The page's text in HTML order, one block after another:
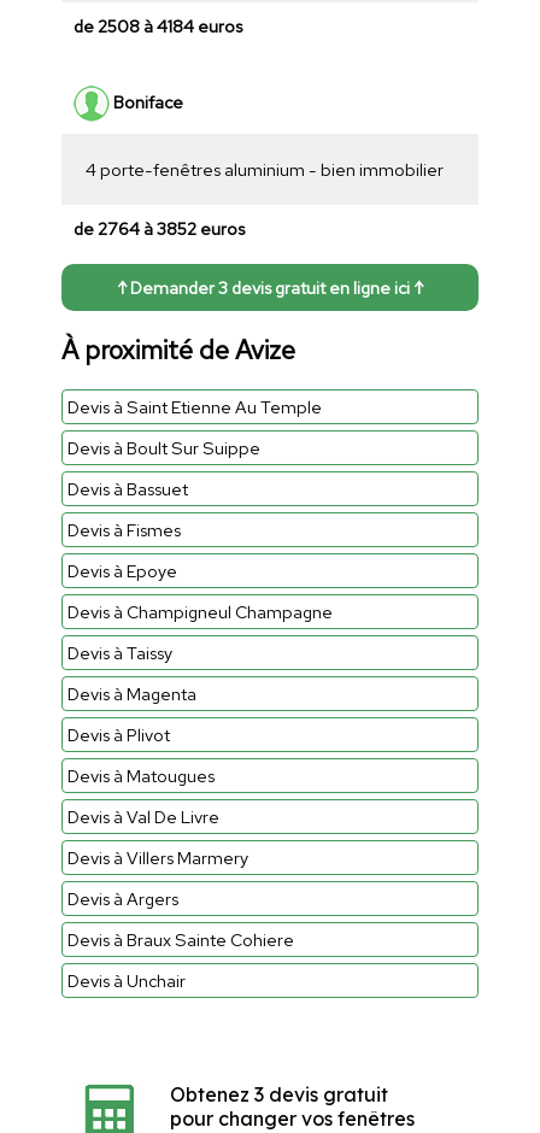
de 2508 à 4184 euros
Boniface
4 porte-fenêtres aluminium - bien immobilier
de 2764 à 3852 euros
↑ Demander 3 devis gratuit en ligne ici ↑
À proximité de Avize
Devis à Saint Etienne Au Temple
Devis à Boult Sur Suippe
Devis à Bassuet
Devis à Fismes
Devis à Epoye
Devis à Champigneul Champagne
Devis à Taissy
Devis à Magenta
Devis à Plivot
Devis à Matougues
Devis à Val De Livre
Devis à Villers Marmery
Devis à Argers
Devis à Braux Sainte Cohiere
Devis à Unchair
Obtenez 3 devis gratuit
pour changer vos fenêtres